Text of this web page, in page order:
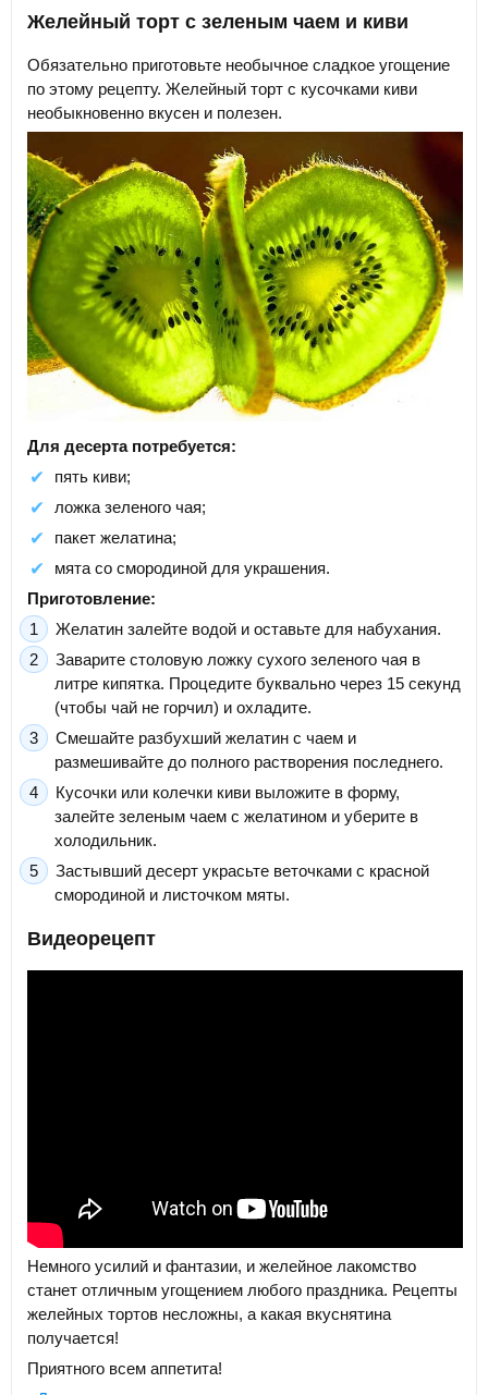
Желейный торт с зеленым чаем и киви
Обязательно приготовьте необычное сладкое угощение
по этому рецепту. Желейный торт с кусочками киви
необыкновенно вкусен и полезен.
Для десерта потребуется:
пять киви;
ложка зеленого чая;
пакет желатина;
мята со смородиной для украшения.
Приготовление:
Желатин залейте водой и оставьте для набухания.
Заварите столовую ложку сухого зеленого чая в
литре кипятка. Процедите буквально через 15 секунд
(чтобы чай не горчил) и охладите.
Смешайте разбухший желатин с чаем и
размешивайте до полного растворения последнего.
Кусочки или колечки киви выложите в форму,
залейте зеленым чаем с желатином и уберите в
холодильник.
Застывший десерт украсьте веточками с красной
смородиной и листочком мяты.
Видеорецепт
Немного усилий и фантазии, и желейное лакомство
станет отличным угощением любого праздника. Рецепты
желейных тортов несложны, а какая вкуснятина
получается!
Приятного всем аппетита!